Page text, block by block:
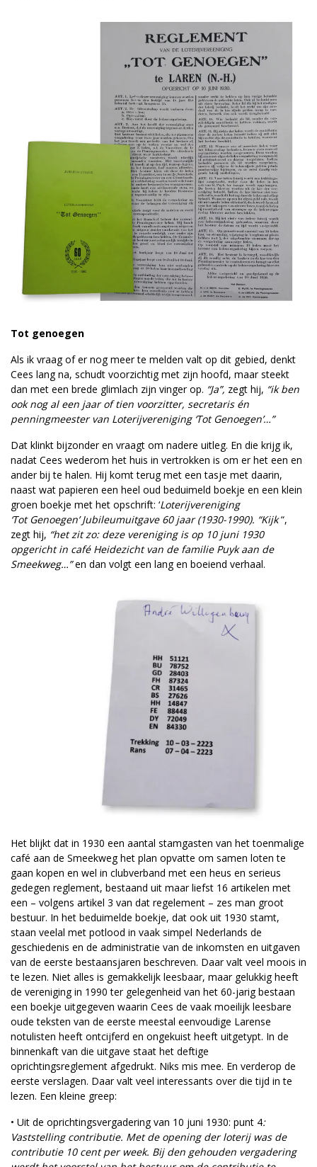
Tot genoegen
Als ik vraag of er nog meer te melden valt op dit gebied, denkt
Cees lang na, schudt voorzichtig met zijn hoofd, maar steekt
dan met een brede glimlach zijn vinger op. “Ja”, zegt hij, “ik ben
ook nog al een jaar of tien voorzitter, secretaris én
penningmeester van Loterijvereniging ‘Tot Genoegen’…”
Dat klinkt bijzonder en vraagt om nadere uitleg. En die krijg ik,
nadat Cees wederom het huis in vertrokken is om er het een en
ander bij te halen. Hij komt terug met een tasje met daarin,
naast wat papieren een heel oud beduimeld boekje en een klein
groen boekje met het opschrift: ‘Loterijvereniging
‘Tot Genoegen’ Jubileumuitgave 60 jaar (1930-1990). “Kijk“,
zegt hij, “het zit zo: deze vereniging is op 10 juni 1930
opgericht in café Heidezicht van de familie Puyk aan de
Smeekweg…”en dan volgt een lang en boeiend verhaal.
Het blijkt dat in 1930 een aantal stamgasten van het toenmalige
café aan de Smeekweg het plan opvatte om samen loten te
gaan kopen en wel in clubverband met een heus en serieus
gedegen reglement, bestaand uit maar liefst 16 artikelen met
een – volgens artikel 3 van dat regelement – zes man groot
bestuur. In het beduimelde boekje, dat ook uit 1930 stamt,
staan veelal met potlood in vaak simpel Nederlands de
geschiedenis en de administratie van de inkomsten en uitgaven
van de eerste bestaansjaren beschreven. Daar valt veel moois in
te lezen. Niet alles is gemakkelijk leesbaar, maar gelukkig heeft
de vereniging in 1990 ter gelegenheid van het 60-jarig bestaan
een boekje uitgegeven waarin Cees de vaak moeilijk leesbare
oude teksten van de eerste meestal eenvoudige Larense
notulisten heeft ontcijferd en ongekuist heeft uitgetypt. In de
binnenkaft van die uitgave staat het deftige
oprichtingsreglement afgedrukt. Niks mis mee. En verderop de
eerste verslagen. Daar valt veel interessants over die tijd in te
lezen. Een kleine greep:
• Uit de oprichtingsvergadering van 10 juni 1930: punt 4:
Vaststelling contributie. Met de opening der loterij was de
contributie 10 cent per week. Bij den gehouden vergadering